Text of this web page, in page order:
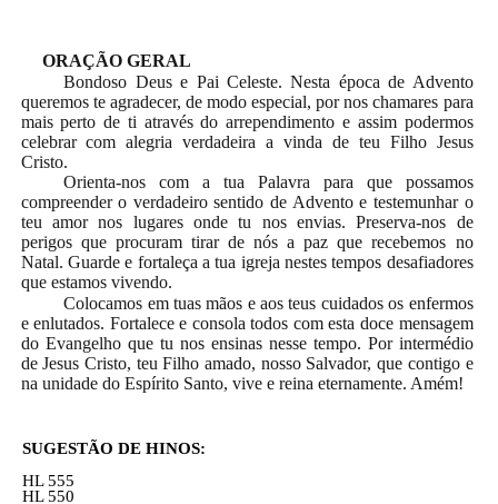
ORAÇÃO GERAL
Bondoso Deus e Pai Celeste. Nesta época de Advento
queremos te agradecer, de modo especial, por nos chamares para
mais perto de ti através do arrependimento e assim podermos
celebrar com alegria verdadeira a vinda de teu Filho Jesus
Cristo.
Orienta-nos com a tua Palavra para que possamos
compreender o verdadeiro sentido de Advento e testemunhar o
teu amor nos lugares onde tu nos envias. Preserva-nos de
perigos que procuram tirar de nós a paz que recebemos no
Natal. Guarde e fortaleça a tua igreja nestes tempos desafiadores
que estamos vivendo.
Colocamos em tuas mãos e aos teus cuidados os enfermos
e enlutados. Fortalece e consola todos com esta doce mensagem
do Evangelho que tu nos ensinas nesse tempo. Por intermédio
de Jesus Cristo, teu Filho amado, nosso Salvador, que contigo e
na unidade do Espírito Santo, vive e reina eternamente. Amém!
SUGESTÃO DE HINOS:
HL 555
HL 550